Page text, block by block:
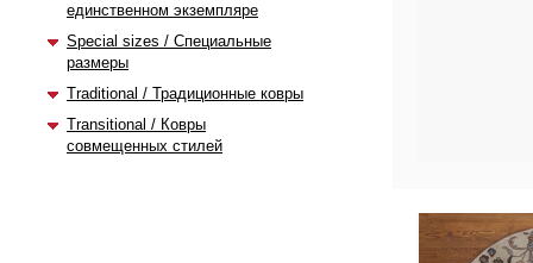
единственном экземпляре
Special sizes / Специальные
размеры
Traditional / Традиционные ковры
Transitional / Ковры
совмещенных стилей